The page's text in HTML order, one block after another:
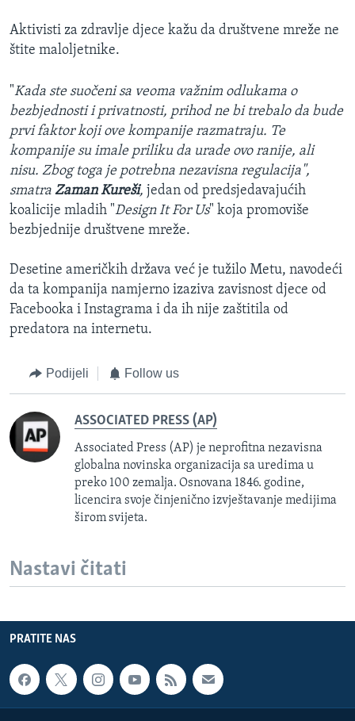
Aktivisti za zdravlje djece kažu da društvene mreže ne
štite maloljetnike.
"Kada ste suočeni sa veoma važnim odlukama o
bezbjednosti i privatnosti, prihod ne bi trebalo da bude
prvi faktor koji ove kompanije razmatraju. Te
kompanije su imale priliku da urade ovo ranije, ali
nisu. Zbog toga je potrebna nezavisna regulacija",
smatra Zaman Kureši, jedan od predsjedavajućih
koalicije mladih "Design It For Us" koja promoviše
bezbjednije društvene mreže.
Desetine američkih država već je tužilo Metu, navodeći
da ta kompanija namjerno izaziva zavisnost djece od
Facebooka i Instagrama i da ih nije zaštitila od
predatora na internetu.
Podijeli Follow us
ASSOCIATED PRESS (AP)
Associated Press (AP) je neprofitna nezavisna
globalna novinska organizacija sa uredima u
preko 100 zemalja. Osnovana 1846. godine,
licencira svoje činjenično izvještavanje medijima
širom svijeta.
Nastavi čitati
PRATITE NAS